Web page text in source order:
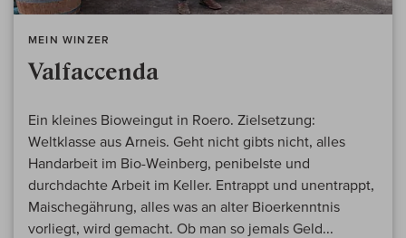
MEIN WINZER
Valfaccenda
Ein kleines Bioweingut in Roero. Zielsetzung:
Weltklasse aus Arneis. Geht nicht gibts nicht, alles
Handarbeit im Bio-Weinberg, penibelste und
durchdachte Arbeit im Keller. Entrappt und unentrappt,
Maischegährung, alles was an alter Bioerkenntnis
vorliegt, wird gemacht. Ob man so jemals Geld...